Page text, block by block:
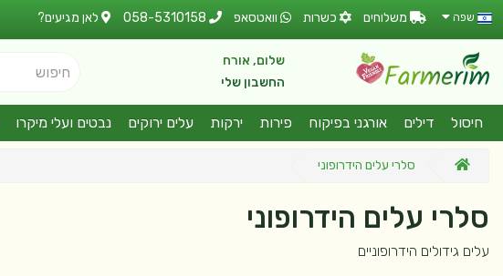
שפה משלוחים כשרות וואטסאפ 058-5310158 לאן מגיעים?
שלום, אורח
החשבון שלי
חיפוש
חיסול דילים אורגני בפיקוח פירות ירקות עלים ירוקים נבטים ועלי מיקרו
סלרי עלים הידרופוני
סלרי עלים הידרופוני
עלים גידולים הידרופוניים